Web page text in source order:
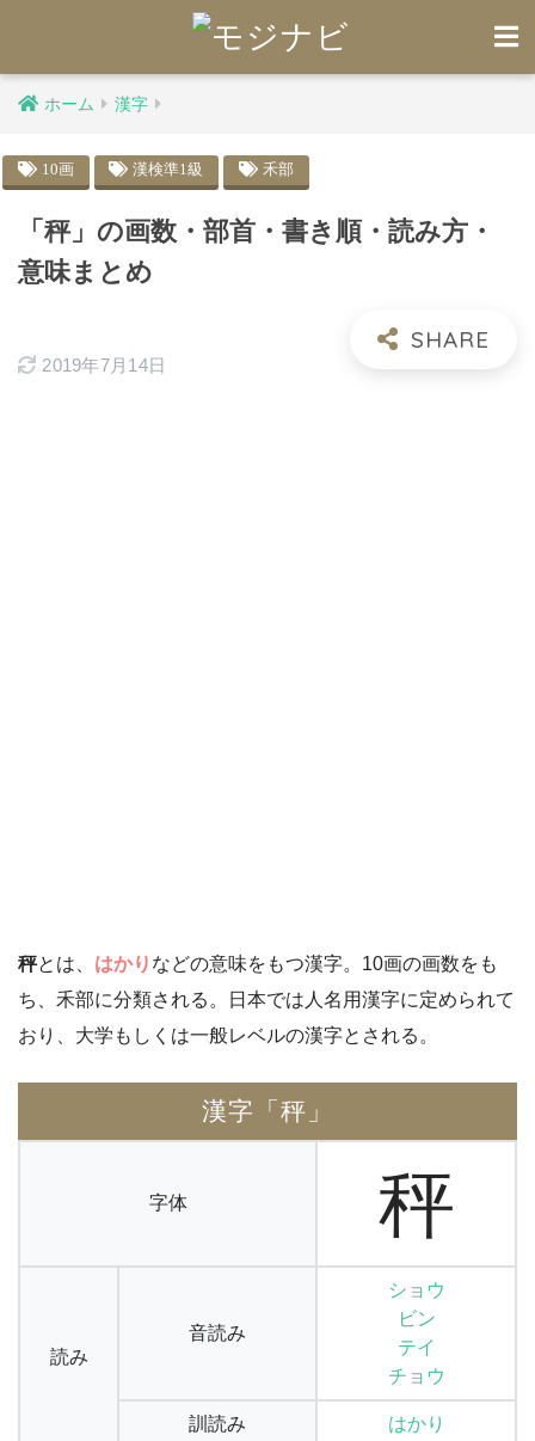
ホーム 漢字
10画 漢検準1級 禾部
「秤」の画数・部首・書き順・読み方・
意味まとめ
2019年7月14日
秤とは、 はかり などの意味をもつ漢字。10画の画数をも
ち、禾部に分類される。日本では人名用漢字に定められて
おり、大学もしくは一般レベルの漢字とされる。
漢字「秤」
字体 秤
読み
音読み
ショウ
ビン
テイ
チョウ
訓読み はかり